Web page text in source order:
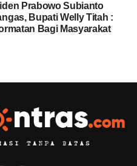
Prabowo Subianto
Bupati Welly Titah :
Bagi Masyarakat